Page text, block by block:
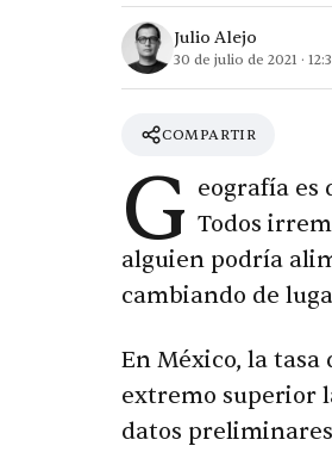
Julio Alejo
30 de julio de 2021 ·
COMPARTIR
G eografía es
Todos
alguien podría
cambiando de
En México, la tasa
extremo superior
datos